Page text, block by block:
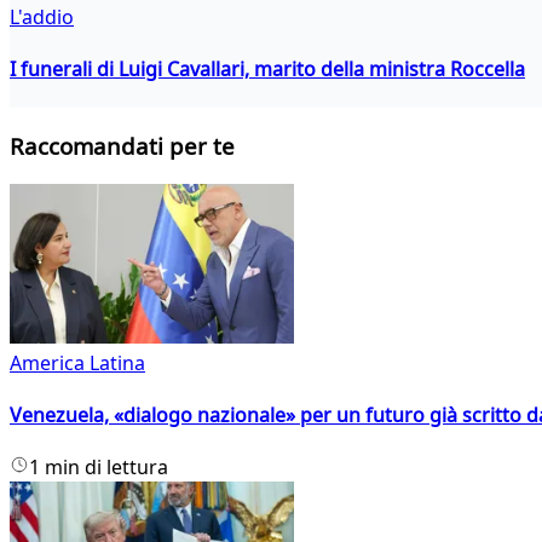
L'addio
I funerali di Luigi Cavallari, marito della ministra Roccella
Raccomandati per te
America Latina
Venezuela, «dialogo nazionale» per un futuro già scritto
1 min di lettura